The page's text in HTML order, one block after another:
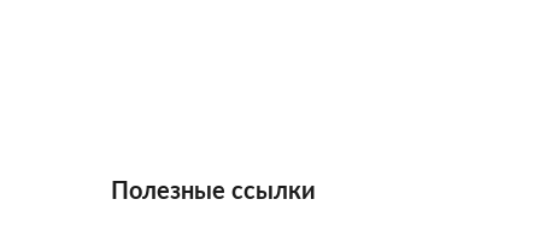
Полезные ссылки